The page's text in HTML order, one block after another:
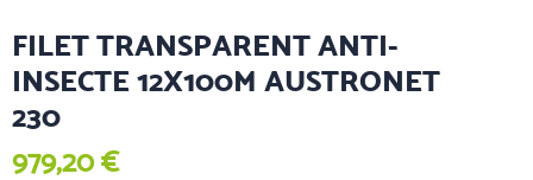
FILET TRANSPARENT ANTI-
INSECTE 12X100M AUSTRONET
230
979,20 €